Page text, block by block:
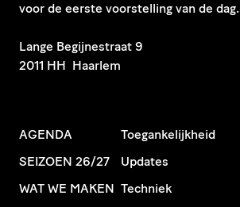
voor de eerste voorstelling van de dag.
​Lange Begijnestraat 9
2011 HH Haarlem
AGENDA
SEIZOEN 26/27
WAT WE MAKEN
Toegankelijkheid
Updates
Techniek